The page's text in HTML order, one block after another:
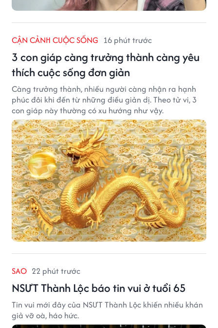
CẬN CẢNH CUỘC SỐNG 16 phút trước
3 con giáp càng trưởng thành càng yêu
thích cuộc sống đơn giản
Càng trưởng thành, nhiều người càng nhận ra hạnh
phúc đôi khi đến từ những điều giản dị. Theo tử vi, 3
con giáp này thường có xu hướng như vậy.
SAO 22 phút trước
NSƯT Thành Lộc báo tin vui ở tuổi 65
Tin vui mới đây của NSƯT Thành Lộc khiến nhiều khán
giả vỡ oà, háo hức.